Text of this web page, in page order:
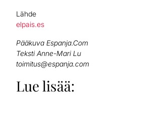
Lähde
elpais.es
Pääkuva Espanja.Com
Teksti Anne-Mari Lu
toimitus@espanja.com
Lue lisää: